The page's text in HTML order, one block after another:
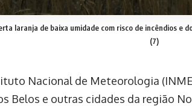
laranja de baixa umidade com risco de incêndios e
(7)
Nacional de Meteorologia
Belos e outras cidades da região